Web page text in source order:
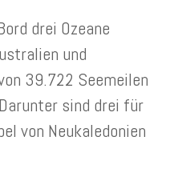
drei Ozeane
und
39.722 Seemeilen
sind drei für
von Neukaledonien